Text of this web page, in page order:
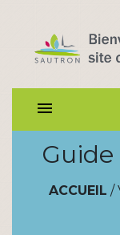
menu
ACCUEIL /